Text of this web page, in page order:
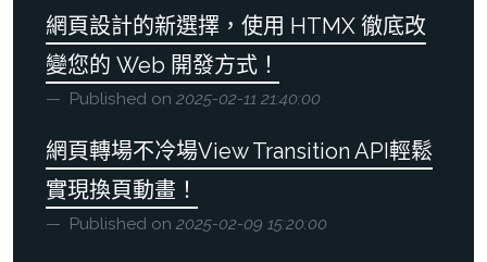
網頁設計的新選擇，使用 HTMX 徹底改
變您的 Web 開發方式！
Published on 2025-02-11 21:40:00
網頁轉場不冷場View Transition API輕鬆
實現換頁動畫！
Published on 2025-02-09 15:20:00